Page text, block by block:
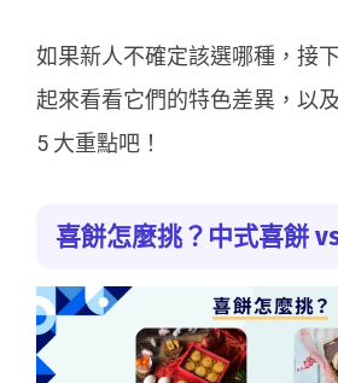
如果新人不確定該選哪種，接
起來看看它們的特色差異，以
5 大重點吧！
喜餅怎麼挑？中式喜餅